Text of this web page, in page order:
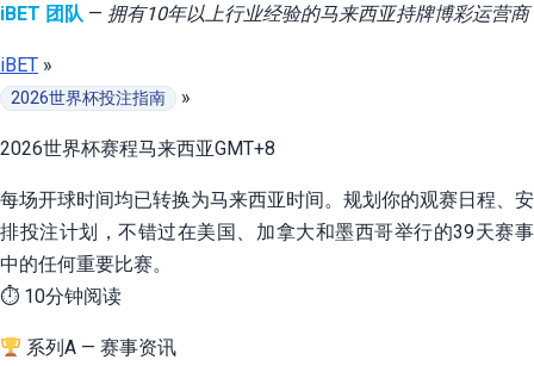
iBET 团队 — 拥有10年以上行业经验的马来西亚持牌博彩运营商
iBET »
2026世界杯投注指南 »
2026世界杯赛程马来西亚GMT+8
每场开球时间均已转换为马来西亚时间。规划你的观赛日程、安
排投注计划，不错过在美国、加拿大和墨西哥举行的39天赛事
中的任何重要比赛。
⏱ 10分钟阅读
系列A — 赛事资讯